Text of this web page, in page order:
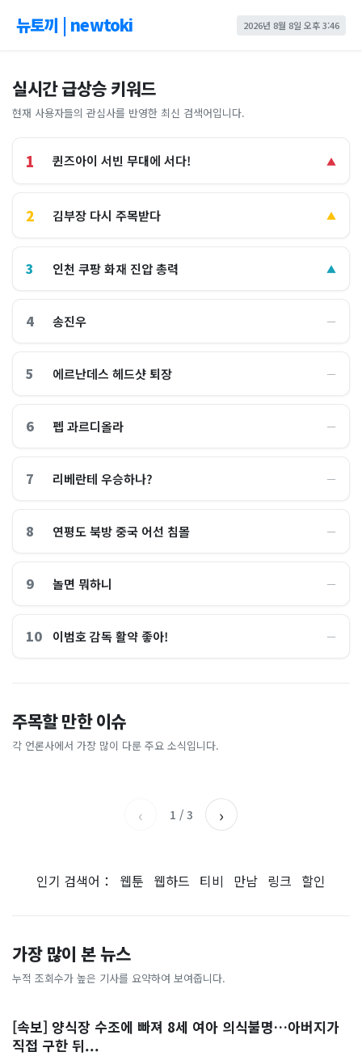
뉴토끼 | newtoki 2026년 8월 8일 오후 3:46
실시간 급상승 키워드
현재 사용자들의 관심사를 반영한 최신 검색어입니다.
1 퀸즈아이 서빈 무대에 서다! ▲
2 김부장 다시 주목받다 ▲
3 인천 쿠팡 화재 진압 총력 ▲
4 송진우 ―
5 에르난데스 헤드샷 퇴장 ―
6 펩 과르디올라 ―
7 리베란테 우승하나? ―
8 연평도 북방 중국 어선 침몰 ―
9 놀면 뭐하니 ―
10 이범호 감독 활약 좋아! ―
주목할 만한 이슈
각 언론사에서 가장 많이 다룬 주요 소식입니다.
홈플러스, 2000억원으로 '시
간'을 샀다
비즈워치
왜?매일경제
[날씨] 오늘 밤 또 내린다...내
륙 중심 최대 150mm
졌다...국산 53개 중소기업이
‹ 1 / 3 ›
인기 검색어： 웹툰 웹하드 티비 만남 링크 할인
가장 많이 본 뉴스
누적 조회수가 높은 기사를 요약하여 보여줍니다.
[속보] 양식장 수조에 빠져 8세 여아 의식불명…아버지가
직접 구한 뒤...